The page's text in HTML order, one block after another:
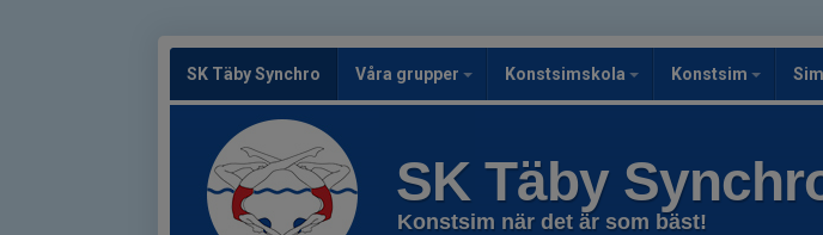
SK Täby Synchro Våra grupper Konstsimskola Konstsim
SK Täby
Konstsim när det är som bäst!